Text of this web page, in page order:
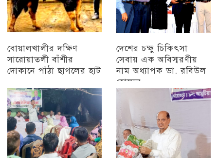
বোয়ালখালীর দক্ষিণ
সারোয়াতলী বাঁশীর
দোকানে পাঁঠা ছাগলের হাট
চট্টগ্রাম
দেশের চক্ষু চিকিৎসা
সেবায় এক অবিস্মরণীয়
নাম অধ্যাপক ডা. রবিউল
হোসেন